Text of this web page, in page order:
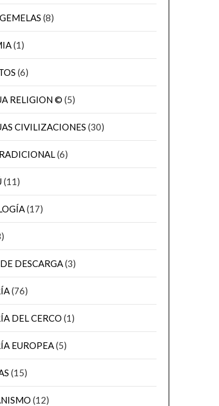
(8)
(1)
(6)
RELIGION © (5)
CIVILIZACIONES (30)
(6)
(11)
(17)
DESCARGA(3)
(76)
DEL CERCO (1)
EUROPEA(5)
(15)
(12)